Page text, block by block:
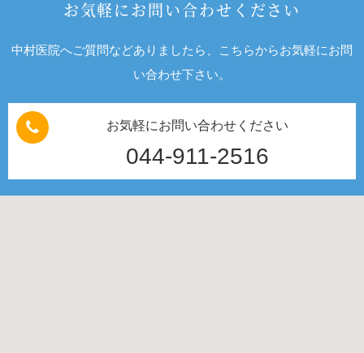
お気軽にお問い合わせください
中村医院へご質問などありましたら、こちらからお気軽にお問
い合わせ下さい。
お気軽にお問い合わせください
044-911-2516